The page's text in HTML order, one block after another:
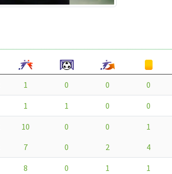
1 0 0 0
1 1 0 0
10 0 0 1
7 0 2 4
8 0 1 1